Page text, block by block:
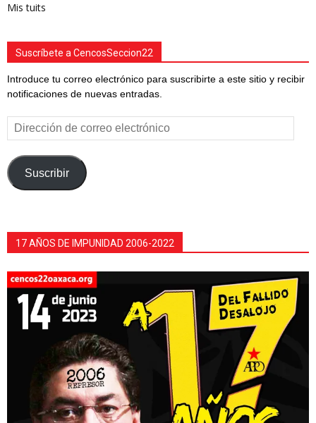
Mis tuits
Suscríbete a CencosSeccion22
Introduce tu correo electrónico para suscribirte a este sitio y recibir
notificaciones de nuevas entradas.
Dirección
de
correo
electrónico
Suscribir
17 AÑOS DE IMPUNIDAD 2006-2022